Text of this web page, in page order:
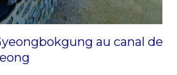
au canal de